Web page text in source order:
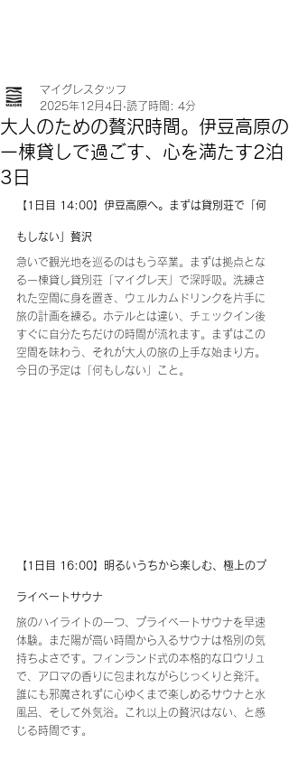
大人のための贅沢時間。伊豆高原の
一棟貸しで過ごす、心を満たす2泊
3日
マイグレスタッフ
2025年12月4日 読了時間: 4分
【1日目 14:00】伊豆高原へ。まずは貸別荘で「何
急いで観光地を巡るのはもう卒業。まずは拠点とな
る一棟貸し貸別荘「マイグレ天」で深呼吸。洗練さ
れた空間に身を置き、ウェルカムドリンクを片手に
旅の計画を練る。ホテルとは違い、チェックイン後
すぐに自分たちだけの時間が流れます。まずはこの
空間を味わう、それが大人の旅の上手な始まり方。
今日の予定は「何もしない」こと。
【1日目 16:00】明るいうちから楽しむ、極上のプ
ライベートサウナ
旅のハイライトの一つ、プライベートサウナを早速
体験。まだ陽が高い時間から入るサウナは格別の気
持ちよさです。フィンランド式の本格的なロウリュ
で、アロマの香りに包まれながらじっくりと発汗。
誰にも邪魔されずに心ゆくまで楽しめるサウナと水
風呂、そして外気浴。これ以上の贅沢はない、と感
じる時間です。